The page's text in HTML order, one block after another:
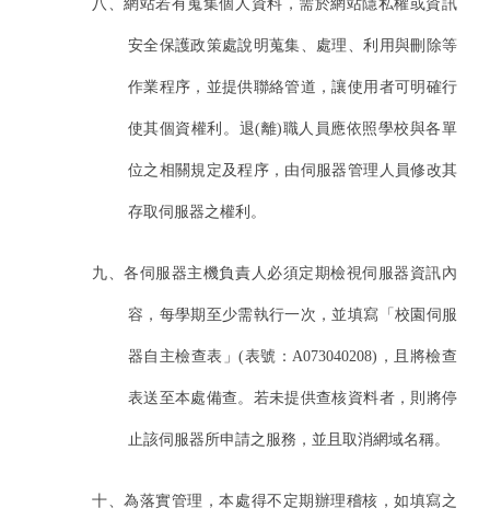
八、網站若有蒐集個人資料，需於網站隱私權或資訊
安全保護政策處說明蒐集、處理、利用與刪除等
作業程序，並提供聯絡管道，讓使用者可明確行
使其個資權利。退(離)職人員應依照學校與各單
位之相關規定及程序，由伺服器管理人員修改其
存取伺服器之權利。
九、各伺服器主機負責人必須定期檢視伺服器資訊內
容，每學期至少需執行一次，並填寫「校園伺服
器自主檢查表」(表號：A073040208)，且將檢查
表送至本處備查。若未提供查核資料者，則將停
止該伺服器所申請之服務，並且取消網域名稱。
十、為落實管理，本處得不定期辦理稽核，如填寫之